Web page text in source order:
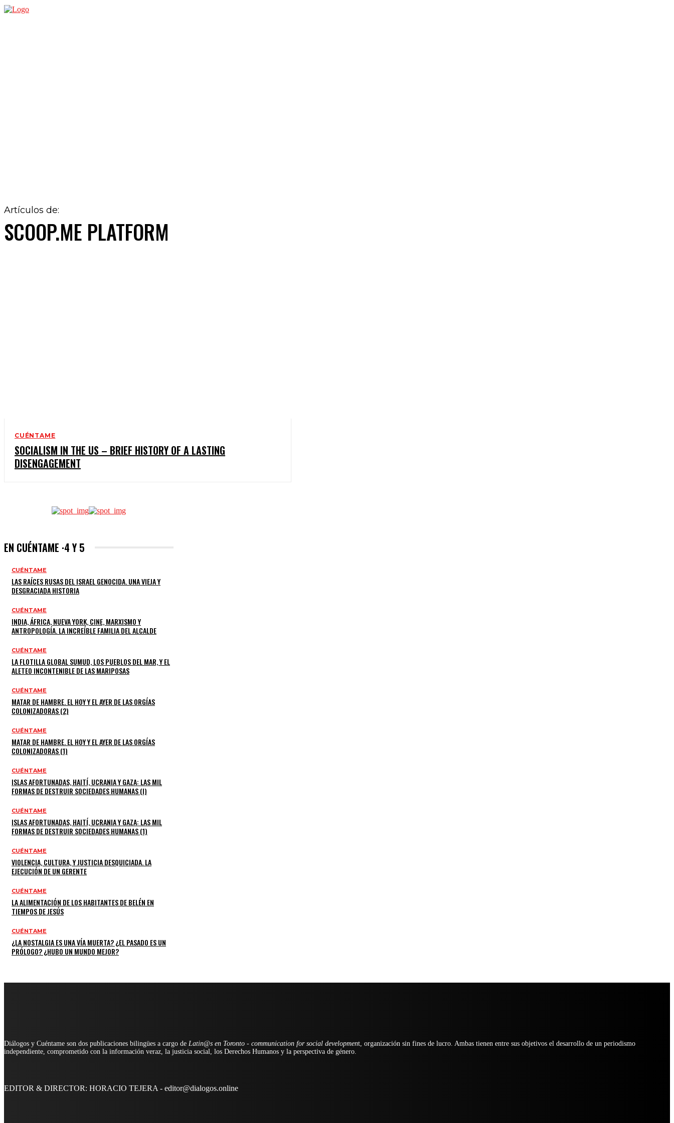
Artículos de:
SCOOP.ME PLATFORM
CUÉNTAME
SOCIALISM IN THE US – BRIEF HISTORY OF A LASTING
DISENGAGEMENT
EN CUÉNTAME ·4 Y 5
CUÉNTAME
LAS RAÍCES RUSAS DEL ISRAEL GENOCIDA. UNA VIEJA Y
DESGRACIADA HISTORIA
CUÉNTAME
INDIA, ÁFRICA, NUEVA YORK, CINE, MARXISMO Y
ANTROPOLOGÍA. LA INCREÍBLE FAMILIA DEL ALCALDE
CUÉNTAME
LA FLOTILLA GLOBAL SUMUD, LOS PUEBLOS DEL MAR, Y EL
ALETEO INCONTENIBLE DE LAS MARIPOSAS
CUÉNTAME
MATAR DE HAMBRE. EL HOY Y EL AYER DE LAS ORGÍAS
COLONIZADORAS (2)
CUÉNTAME
MATAR DE HAMBRE. EL HOY Y EL AYER DE LAS ORGÍAS
COLONIZADORAS (1)
CUÉNTAME
ISLAS AFORTUNADAS, HAITÍ, UCRANIA Y GAZA: LAS MIL
FORMAS DE DESTRUIR SOCIEDADES HUMANAS (I)
CUÉNTAME
ISLAS AFORTUNADAS, HAITÍ, UCRANIA Y GAZA: LAS MIL
FORMAS DE DESTRUIR SOCIEDADES HUMANAS (1)
CUÉNTAME
VIOLENCIA, CULTURA, Y JUSTICIA DESQUICIADA. LA
EJECUCIÓN DE UN GERENTE
CUÉNTAME
LA ALIMENTACIÓN DE LOS HABITANTES DE BELÉN EN
TIEMPOS DE JESÚS
CUÉNTAME
¿LA NOSTALGIA ES UNA VÍA MUERTA? ¿EL PASADO ES UN
PRÓLOGO? ¿HUBO UN MUNDO MEJOR?
Diálogos y Cuéntame son dos publicaciones bilingües a cargo de Latin@s en Toronto - communication for social development, organización sin fines de lucro. Ambas tienen entre sus objetivos el desarrollo de un periodismo
independiente, comprometido con la información veraz, la justicia social, los Derechos Humanos y la perspectiva de género.
EDITOR & DIRECTOR: HORACIO TEJERA - editor@dialogos.online